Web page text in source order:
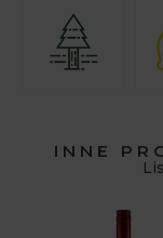
INNE